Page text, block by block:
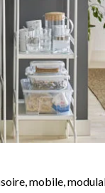
mobile,